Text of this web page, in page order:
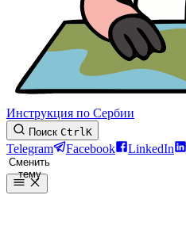
Инструкция по Сербии
Поиск Ctrl K
Telegram Facebook LinkedIn
Сменить
тему